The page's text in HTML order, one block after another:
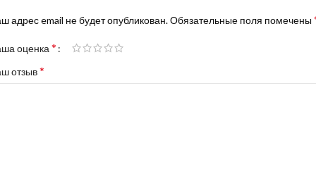
адрес email не будет опубликован.Обязательные поля помечены
оценка*
отзыв*